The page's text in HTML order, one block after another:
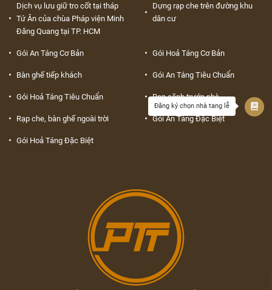
Dịch vụ lưu giữ tro cốt tại tháp
Tứ Ân của chùa Pháp viện Minh
Đăng Quang tại TP. HCM
Dựng rạp che trên đường khu
dân cư
Gói An Táng Cơ Bản Gói Hoả Táng Cơ Bản
Bàn ghế tiếp khách Gói An Táng Tiêu Chuẩn
Gói Hoả Táng Tiêu Chuẩn Rạp sãnh trước nhà
Rạp che, bàn ghế ngoài trời Gói An Táng Đặc Biệt
Gói Hoả Táng Đặc Biệt
Đăng ký chọn nhà tang lễ